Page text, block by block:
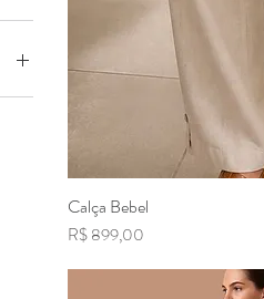
Calça Bebel
Preço
R$ 899,00